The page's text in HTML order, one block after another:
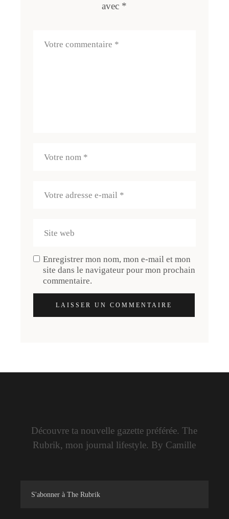
avec *
Enregistrer mon nom, mon e-mail et mon
site dans le navigateur pour mon prochain
commentaire.
LAISSER UN COMMENTAIRE
Découvre ta nouvelle gazette préférée. The
Rubrik, mon journal lifestyle. By Camille